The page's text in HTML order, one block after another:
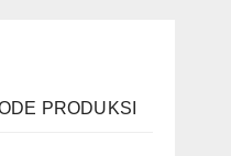
PRODUKSI